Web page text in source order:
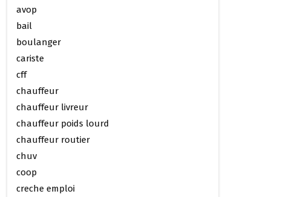
avop
bail
boulanger
cariste
cff
chauffeur
chauffeur livreur
chauffeur poids lourd
chauffeur routier
chuv
coop
creche emploi